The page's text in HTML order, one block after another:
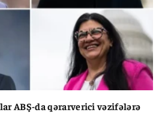
ABŞ-da qərarverici vəzifələrə